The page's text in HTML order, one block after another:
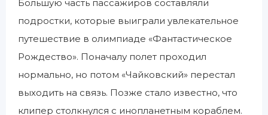
Большую часть пассажиров составляли
подростки, которые выиграли увлекательное
путешествие в олимпиаде «Фантастическое
Рождество». Поначалу полет проходил
нормально, но потом «Чайковский» перестал
выходить на связь. Позже стало известно, что
клипер столкнулся с инопланетным кораблем.